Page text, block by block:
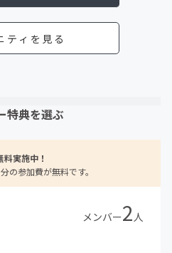
ティを見る
特典を選ぶ
料実施中！
の参加費が無料です。
メンバー2 人